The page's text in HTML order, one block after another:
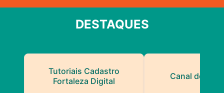
DESTAQUES
Tutoriais Cadastro
Fortaleza Digital
Canal do